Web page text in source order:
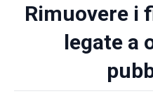
Rimuovere i
legate a